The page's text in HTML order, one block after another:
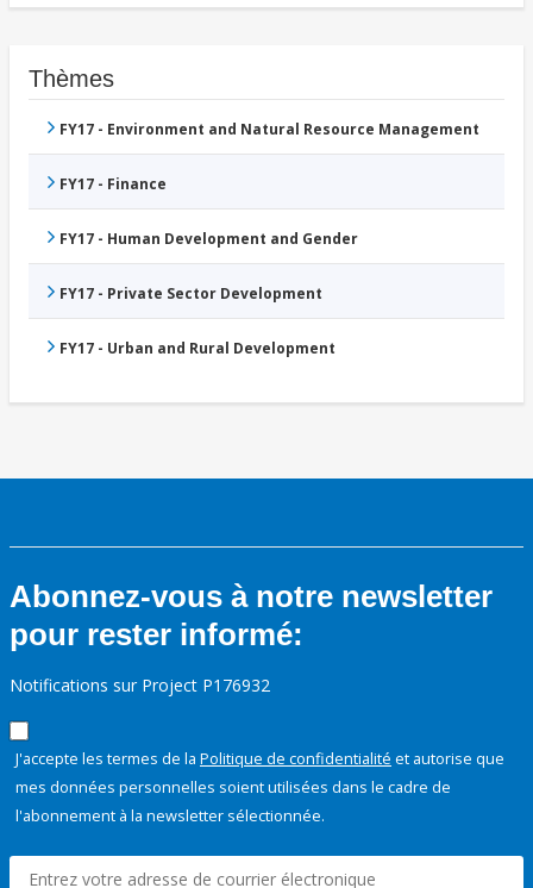
Thèmes
FY17 - Environment and Natural Resource Management
FY17 - Finance
FY17 - Human Development and Gender
FY17 - Private Sector Development
FY17 - Urban and Rural Development
Abonnez-vous à notre newsletter
pour rester informé:
Notifications sur Project P176932
J'accepte les termes de la Politique de confidentialité et autorise que
mes données personnelles soient utilisées dans le cadre de
l'abonnement à la newsletter sélectionnée.